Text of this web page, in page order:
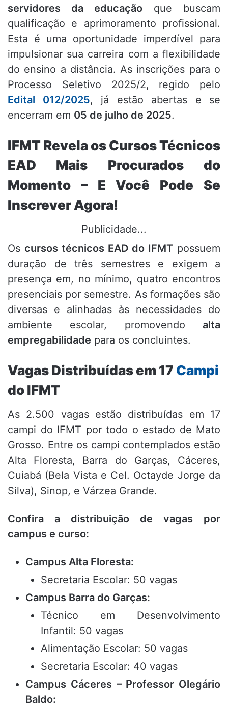
servidores da educação que buscam
qualificação e aprimoramento profissional.
Esta é uma oportunidade imperdível para
impulsionar sua carreira com a flexibilidade
do ensino a distância. As inscrições para o
Processo Seletivo 2025/2, regido pelo
Edital 012/2025, já estão abertas e se
encerram em 05 de julho de 2025.
IFMT Revela os Cursos Técnicos
EAD Mais Procurados do
Momento – E Você Pode Se
Inscrever Agora!
Publicidade...
Os cursos técnicos EAD do IFMT possuem
duração de três semestres e exigem a
presença em, no mínimo, quatro encontros
presenciais por semestre. As formações são
diversas e alinhadas às necessidades do
ambiente escolar, promovendo alta
empregabilidade para os concluintes.
Vagas Distribuídas em 17 Campi
do IFMT
As 2.500 vagas estão distribuídas em 17
campi do IFMT por todo o estado de Mato
Grosso. Entre os campi contemplados estão
Alta Floresta, Barra do Garças, Cáceres,
Cuiabá (Bela Vista e Cel. Octayde Jorge da
Silva), Sinop, e Várzea Grande.
Confira a distribuição de vagas por
campus e curso:
Campus Alta Floresta:
Secretaria Escolar: 50 vagas
Campus Barra do Garças:
Técnico em Desenvolvimento
Infantil: 50 vagas
Alimentação Escolar: 50 vagas
Secretaria Escolar: 40 vagas
Campus Cáceres – Professor Olegário
Baldo: